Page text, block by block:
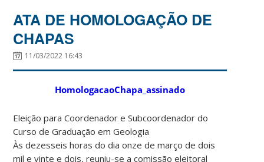
ATA DE HOMOLOGAÇÃO DE
CHAPAS
11/03/2022 16:43
HomologacaoChapa_assinado
Eleição para Coordenador e Subcoordenador do
Curso de Graduação em Geologia
Às dezesseis horas do dia onze de março de dois
mil e vinte e dois, reuniu-se a comissão eleitoral